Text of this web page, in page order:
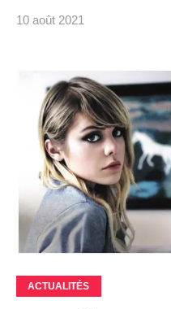
10 août 2021
ACTUALITÉS